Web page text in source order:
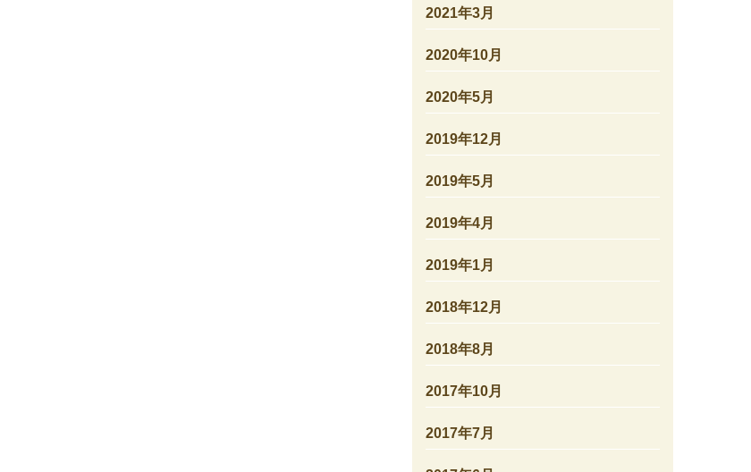
2021年3月
2020年10月
2020年5月
2019年12月
2019年5月
2019年4月
2019年1月
2018年12月
2018年8月
2017年10月
2017年7月